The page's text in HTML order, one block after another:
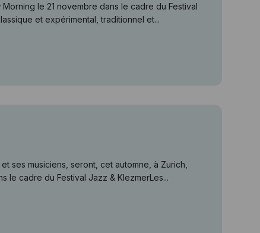
le 21 novembre dans le cadre du Festival
et expérimental, traditionnel et...
ses musiciens, seront, cet automne, à Zurich,
le cadre du Festival Jazz & KlezmerLes...